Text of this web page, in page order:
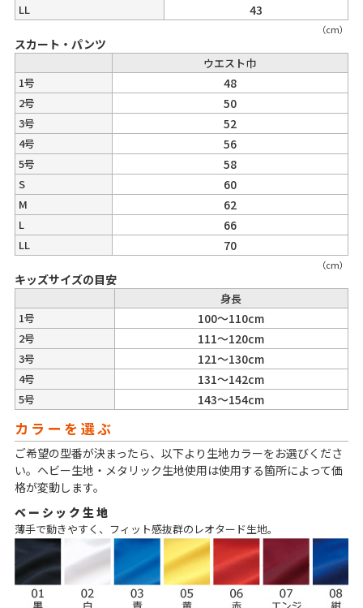
（cm）
LL 43
スカート・パンツ
（cm）
ウエスト巾
1号
48
2号 50
3号 52
4号 56
5号 58
S 60
M 62
L 66
LL 70
キッズサイズの目安
身長
1号
100～110cm
2号 111～120cm
3号 121～130cm
4号 131～142cm
5号 143～154cm
カラーを選ぶ
ご希望の型番が決まったら、以下より生地カラーをお選びくださ
い。ヘビー生地・メタリック生地使用は使用する箇所によって価
格が変動します。
ベーシック生地
薄手で動きやすく、フィット感抜群のレオタード生地。